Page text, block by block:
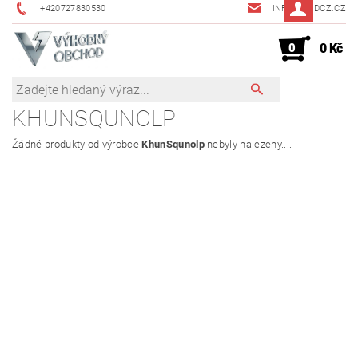
+420727830530 INFO@JMDCZ.CZ
0 0 Kč
KHUNSQUNOLP
Žádné produkty od výrobceKhunSqunolpnebyly nalezeny....